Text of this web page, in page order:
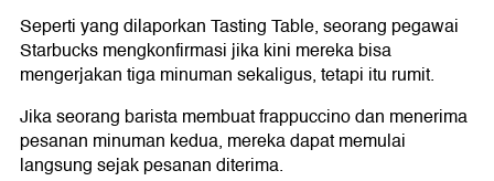
Seperti yang dilaporkan Tasting Table, seorang pegawai
Starbucks mengkonfirmasi jika kini mereka bisa
mengerjakan tiga minuman sekaligus, tetapi itu rumit.
Jika seorang barista membuat frappuccino dan menerima
pesanan minuman kedua, mereka dapat memulai
langsung sejak pesanan diterima.